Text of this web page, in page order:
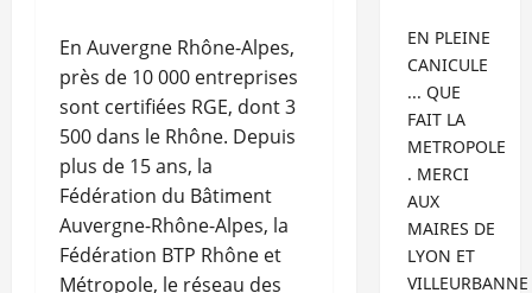
En Auvergne Rhône-Alpes,
près de 10 000 entreprises
sont certifiées RGE, dont 3
500 dans le Rhône. Depuis
plus de 15 ans, la
Fédération du Bâtiment
Auvergne-Rhône-Alpes, la
Fédération BTP Rhône et
Métropole, le réseau des
EN PLEINE
CANICULE
... QUE
FAIT LA
METROPOLE
. MERCI
AUX
MAIRES DE
LYON ET
VILLEURBANNE